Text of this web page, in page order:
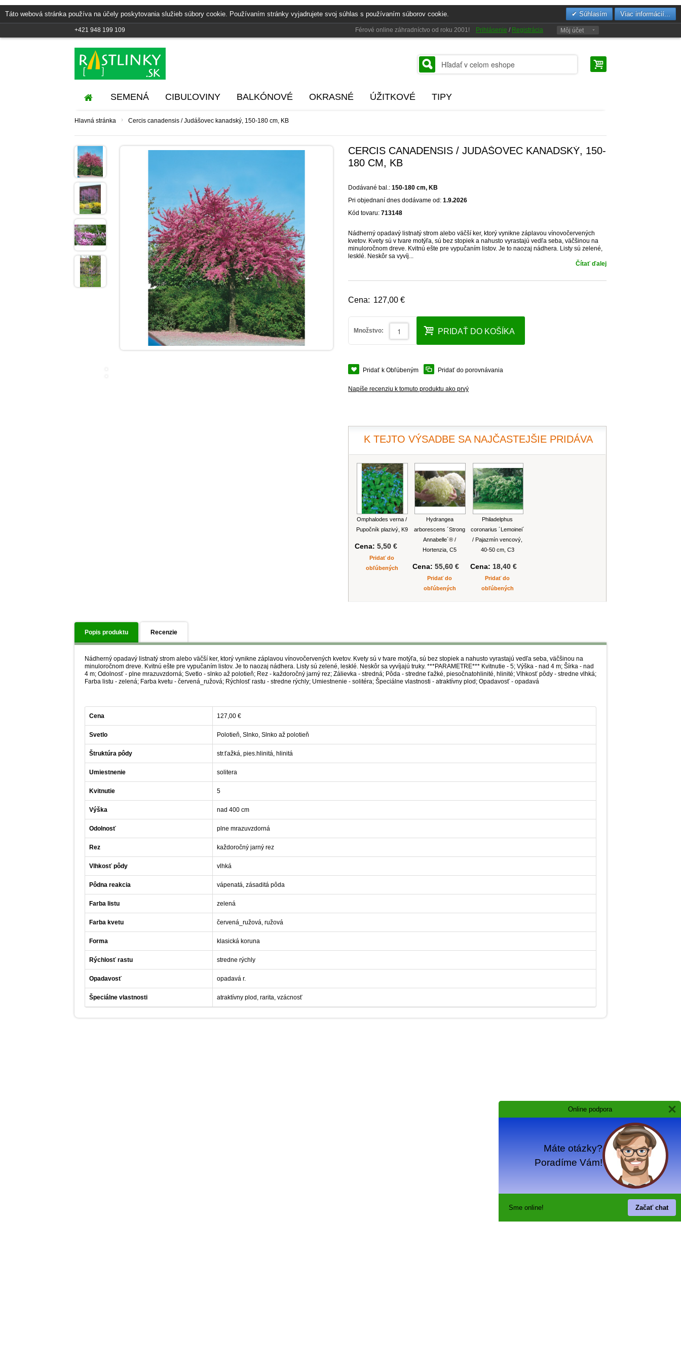
Online podpora
Máte otázky?
Poradíme Vám!
Začať chat
Sme online!
Táto webová stránka používa na účely poskytovania služieb súbory cookie. Používaním stránky vyjadrujete svoj súhlas s používaním súborov cookie. Súhlasím Viac informácií...
+421 948 199 109 Férové online záhradníctvo od roku 2001! Prihlásenie / Registrácia Môj účet
SEMENÁ CIBUĽOVINY BALKÓNOVÉ OKRASNÉ ÚŽITKOVÉ TIPY
Hlavná stránka › Cercis canadensis / Judášovec kanadský, 150-180 cm, KB
CERCIS CANADENSIS / JUDÁŠOVEC KANADSKÝ, 150-
180 CM, KB
Dodávané bal.: 150-180 cm, KB
Pri objednaní dnes dodávame od: 1.9.2026
Kód tovaru: 713148
Nádherný opadavý listnatý strom alebo väčší ker, ktorý vynikne záplavou vínovočervených
kvetov. Kvety sú v tvare motýľa, sú bez stopiek a nahusto vyrastajú vedľa seba, väčšinou na
minuloročnom dreve. Kvitnú ešte pre vypučaním listov. Je to naozaj nádhera. Listy sú zelené,
lesklé. Neskôr sa vyvíj...
Čítať ďalej
Cena: 127,00 €
Množstvo: PRIDAŤ DO KOŠÍKA
Pridať k Obľúbeným Pridať do porovnávania
Napíše recenziu k tomuto produktu ako prvý
K TEJTO VÝSADBE SA NAJČASTEJŠIE PRIDÁVA
Omphalodes verna /
Pupočník plazivý, K9
Cena: 5,50 €
Pridať do
obľúbených
Hydrangea
arborescens ´Strong
Annabelle´® /
Hortenzia, C5
Cena: 55,60 €
Pridať do
obľúbených
Philadelphus
coronarius ´Lemoinei´
/ Pajazmín vencový,
40-50 cm, C3
Cena: 18,40 €
Pridať do
obľúbených
Popis produktu Recenzie
Nádherný opadavý listnatý strom alebo väčší ker, ktorý vynikne záplavou vínovočervených kvetov. Kvety sú v tvare motýľa, sú bez stopiek a nahusto vyrastajú vedľa seba, väčšinou na
minuloročnom dreve. Kvitnú ešte pre vypučaním listov. Je to naozaj nádhera. Listy sú zelené, lesklé. Neskôr sa vyvíjajú truky. ***PARAMETRE*** Kvitnutie - 5; Výška - nad 4 m; Šírka - nad
4 m; Odolnosť - plne mrazuvzdorná; Svetlo - slnko až polotieň; Rez - každoročný jarný rez; Zálievka - stredná; Pôda - stredne ťažké, piesočnatohlinité, hlinité; Vlhkosť pôdy - stredne vlhká;
Farba listu - zelená; Farba kvetu - červená_ružová; Rýchlosť rastu - stredne rýchly; Umiestnenie - solitéra; Špeciálne vlastnosti - atraktívny plod; Opadavosť - opadavá
Cena 127,00 €
Svetlo Polotieň, Slnko, Slnko až polotieň
Štruktúra pôdy str.ťažká, pies.hlinitá, hlinitá
Umiestnenie solitera
Kvitnutie 5
Výška nad 400 cm
Odolnosť plne mrazuvzdorná
Rez každoročný jarný rez
Vlhkosť pôdy vlhká
Pôdna reakcia vápenatá, zásaditá pôda
Farba listu zelená
Farba kvetu červená_ružová, ružová
Forma klasická koruna
Rýchlosť rastu stredne rýchly
Opadavosť opadavá r.
Špeciálne vlastnosti atraktívny plod, rarita, vzácnosť